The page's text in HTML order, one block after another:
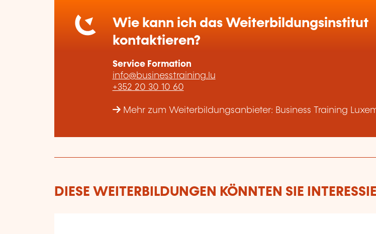
Wie kann ich das Weiterbildungsinstitut
kontaktieren?
Service Formation
info@businesstraining.lu
+352 20 30 10 60
Mehr zum Weiterbildungsanbieter: Business Training
DIESE WEITERBILDUNGEN KÖNNTEN SIE